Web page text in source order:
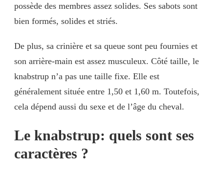
possède des membres assez solides. Ses sabots sont
bien formés, solides et striés.
De plus, sa crinière et sa queue sont peu fournies et
son arrière-main est assez musculeux. Côté taille, le
knabstrup n’a pas une taille fixe. Elle est
généralement située entre 1,50 et 1,60 m. Toutefois,
cela dépend aussi du sexe et de l’âge du cheval.
Le knabstrup: quels sont ses
caractères ?